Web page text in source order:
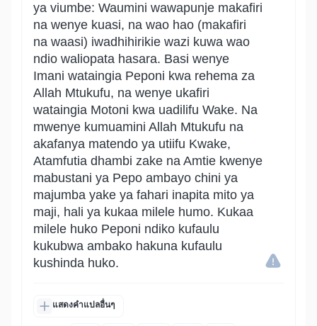
ya viumbe: Waumini wawapunje makafiri
na wenye kuasi, na wao hao (makafiri
na waasi) iwadhihirikie wazi kuwa wao
ndio waliopata hasara. Basi wenye
Imani wataingia Peponi kwa rehema za
Allah Mtukufu, na wenye ukafiri
wataingia Motoni kwa uadilifu Wake. Na
mwenye kumuamini Allah Mtukufu na
akafanya matendo ya utiifu Kwake,
Atamfutia dhambi zake na Amtie kwenye
mabustani ya Pepo ambayo chini ya
majumba yake ya fahari inapita mito ya
maji, hali ya kukaa milele humo. Kukaa
milele huko Peponi ndiko kufaulu
kukubwa ambako hakuna kufaulu
kushinda huko.
แสดงคำแปลอื่นๆ